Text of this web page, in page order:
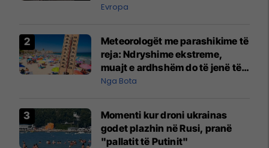
Evropa
Meteorologët me parashikime të
reja: Ndryshime ekstreme,
muajt e ardhshëm do të jenë të
pazakontë
Nga Bota
Momenti kur droni ukrainas
godet plazhin në Rusi, pranë
"pallatit të Putinit"